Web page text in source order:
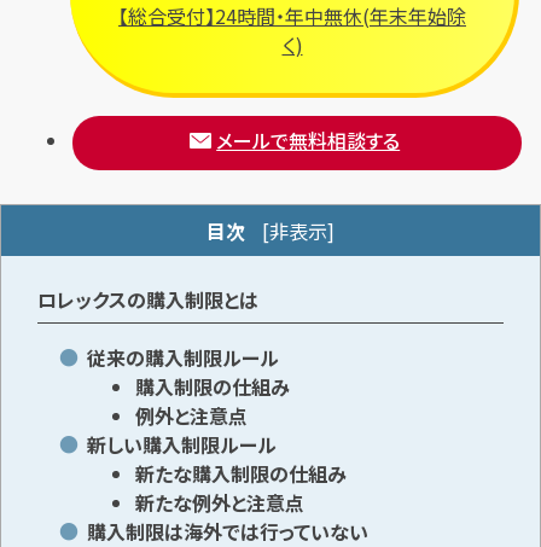
メールで無料相談する
【総合受付】24時間・年中無休(年末年始除
く)
メールで無料相談する
目次 [非表示]
ロレックスの購入制限とは
従来の購入制限ルール
購入制限の仕組み
例外と注意点
新しい購入制限ルール
新たな購入制限の仕組み
新たな例外と注意点
購入制限は海外では行っていない